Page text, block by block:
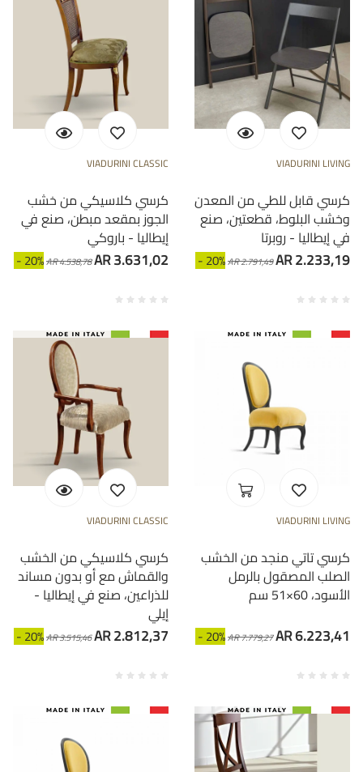
VIADURINI CLASSIC
كرسي كلاسيكي من خشب
الجوز بمقعد مبطن، صنع في
إيطاليا - باروكي
- 20%AR 4.538,78AR 3.631,02
VIADURINI LIVING
كرسي قابل للطي من المعدن
وخشب البلوط، قطعتين، صنع
في إيطاليا - روبرتا
- 20%AR 2.791,49AR 2.233,19
VIADURINI CLASSIC
كرسي كلاسيكي من الخشب
والقماش مع أو بدون مساند
للذراعين، صنع في إيطاليا -
إيلي
- 20%AR 3.515,46AR 2.812,37
VIADURINI LIVING
كرسي تاتي منجد من الخشب
الصلب المصقول بالرمل
الأسود، 60×51 سم
- 20%AR 7.779,27AR 6.223,41